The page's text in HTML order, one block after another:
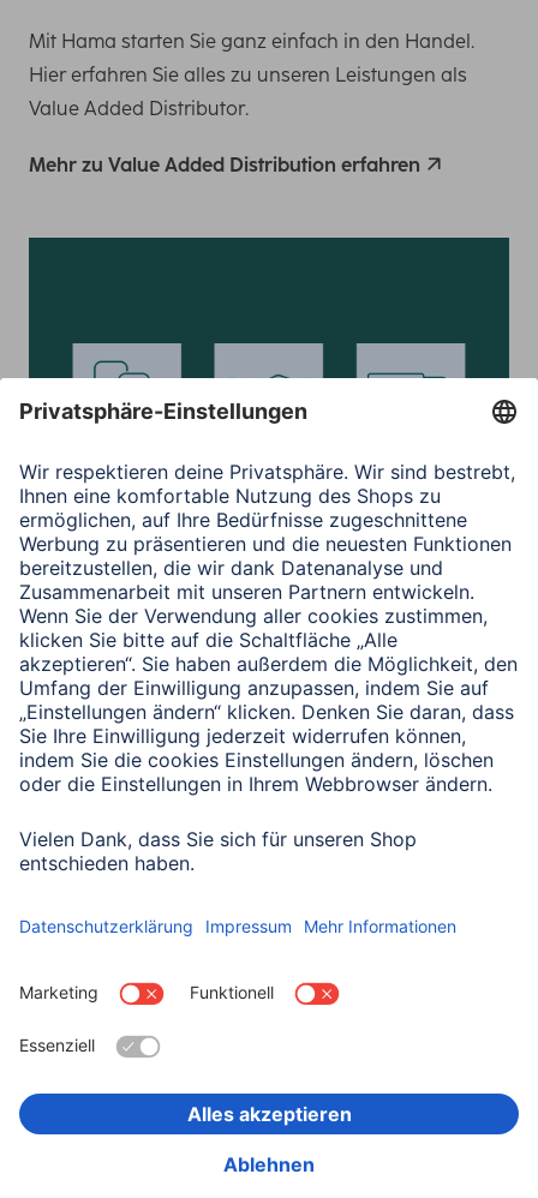
Mit Hama starten Sie ganz einfach in den Handel.
Hier erfahren Sie alles zu unseren Leistungen als
Value Added Distributor.
Mehr zu Value Added Distribution erfahren
Business-to-Business
Für Geschäftskunden bieten wir vielseitige
Zubehörlösungen zu attraktiven Konditionen. Hier
erfahren Sie mehr über uns als zuverlässiger Partner
für Ihr Unternehmen.
Mehr über unser Business-to-Business
Land:Deutschland
Datenschutzerklärung